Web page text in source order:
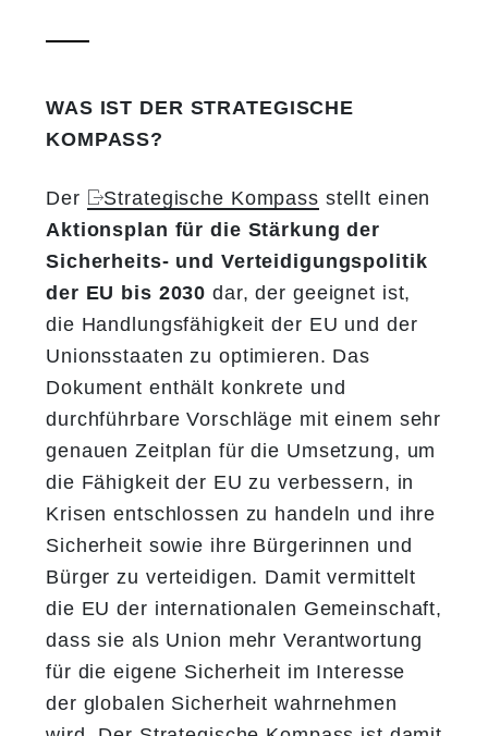
WAS IST DER STRATEGISCHE
KOMPASS?
Der Strategische Kompass stellt einen
Aktionsplan für die Stärkung der
Sicherheits- und Verteidigungspolitik
der EU bis 2030 dar, der geeignet ist,
die Handlungsfähigkeit der EU und der
Unionsstaaten zu optimieren. Das
Dokument enthält konkrete und
durchführbare Vorschläge mit einem sehr
genauen Zeitplan für die Umsetzung, um
die Fähigkeit der EU zu verbessern, in
Krisen entschlossen zu handeln und ihre
Sicherheit sowie ihre Bürgerinnen und
Bürger zu verteidigen. Damit vermittelt
die EU der internationalen Gemeinschaft,
dass sie als Union mehr Verantwortung
für die eigene Sicherheit im Interesse
der globalen Sicherheit wahrnehmen